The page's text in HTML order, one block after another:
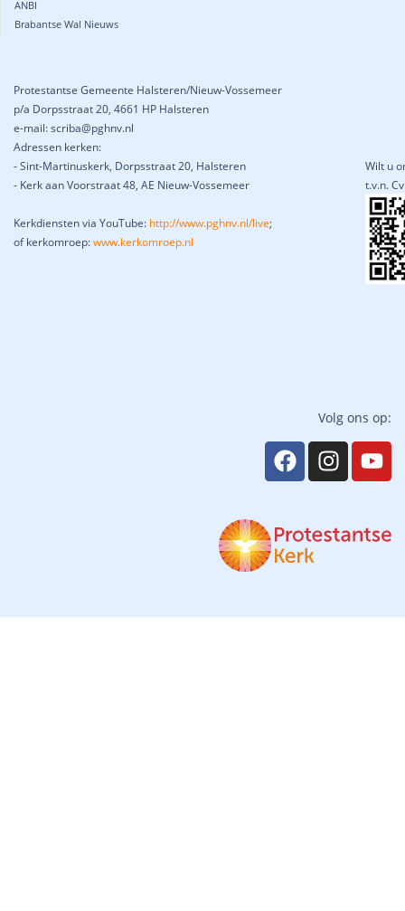
ANBI
Brabantse Wal Nieuws
Protestantse Gemeente Halsteren/Nieuw-Vossemeer
p/a Dorpsstraat 20, 4661 HP Halsteren
e-mail: scriba@pghnv.nl
Adressen kerken:
- Sint-Martinuskerk, Dorpsstraat 20, Halsteren
- Kerk aan Voorstraat 48, AE Nieuw-Vossemeer
Kerkdiensten via YouTube: http://www.pghnv.nl/live;
of kerkomroep:www.kerkomroep.nl
Wilt u
t.v.n.
Volg ons op: